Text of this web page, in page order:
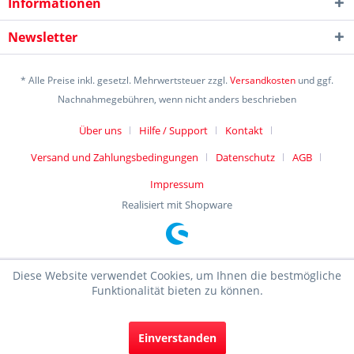
Newsletter
* Alle Preise inkl. gesetzl. Mehrwertsteuer zzgl.Versandkosten und ggf.
Nachnahmegebühren, wenn nicht anders beschrieben
Über uns Hilfe / Support
Kontakt
Versand und Zahlungsbedingungen
Datenschutz
AGB
Impressum
Realisiert mit Shopware
Diese Website verwendet Cookies, um Ihnen die bestmögliche
Funktionalität bieten zu können.
Einverstanden